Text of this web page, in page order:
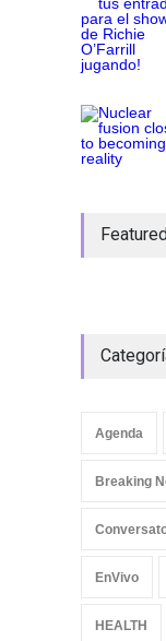
Agenda
Breaking
EnVivo
HEALTH